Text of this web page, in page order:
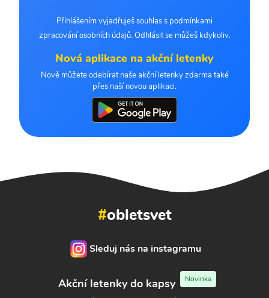
Přihlášením vyjadřuješ souhlas s podmínkami
zpracování osobních údajů. Odhlásit se můžeš kdykoliv.
Nová aplikace na akční letenky
Nově můžete odebírat naše akční letenky zdarma také
přes naší novou aplikaci.
#obletsvet
Sleduj nás na instagramu
Akční letenky do kapsy Novinka